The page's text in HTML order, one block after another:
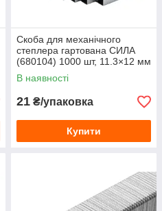
Скоба для механічного
степлера гартована СИЛА
(680104) 1000 шт, 11.3×12 мм
В наявності
21 ₴/упаковка
Купити